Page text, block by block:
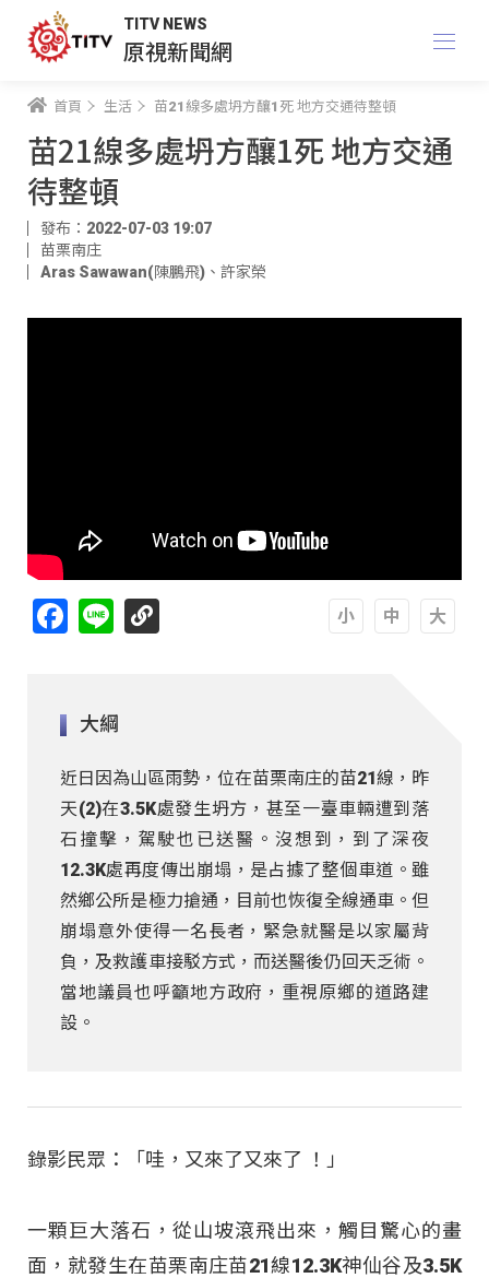
TITV NEWS
原視新聞網
首頁 生活 苗21線多處坍方釀1死 地方交通待整頓
苗21線多處坍方釀1死 地方交通
待整頓
發布：2022-07-03 19:07
苗栗南庄
Aras Sawawan(陳鵬飛) 、 許家榮
Facebook
Line
大綱
近日因為山區雨勢，位在苗栗南庄的苗21線，昨
天(2)在3.5K處發生坍方，甚至一臺車輛遭到落
石撞擊，駕駛也已送醫。沒想到，到了深夜
12.3K處再度傳出崩塌，是占據了整個車道。雖
然鄉公所是極力搶通，目前也恢復全線通車。但
崩塌意外使得一名長者，緊急就醫是以家屬背
負，及救護車接駁方式，而送醫後仍回天乏術。
當地議員也呼籲地方政府，重視原鄉的道路建
設。
錄影民眾：「哇，又來了又來了 ！」
一顆巨大落石，從山坡滾飛出來，觸目驚心的畫
面，就發生在苗栗南庄苗21線12.3K神仙谷及3.5K